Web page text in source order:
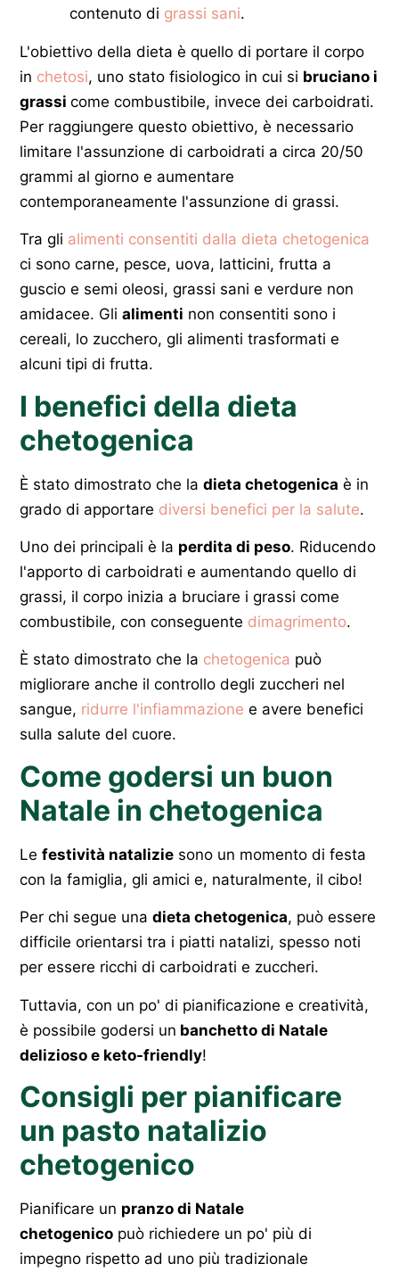
contenuto di grassi sani.
L'obiettivo della dieta è quello di portare il corpo
in chetosi, uno stato fisiologico in cui si bruciano i
grassi come combustibile, invece dei carboidrati.
Per raggiungere questo obiettivo, è necessario
limitare l'assunzione di carboidrati a circa 20/50
grammi al giorno e aumentare
contemporaneamente l'assunzione di grassi.
Tra gli alimenti consentiti dalla dieta chetogenica
ci sono carne, pesce, uova, latticini, frutta a
guscio e semi oleosi, grassi sani e verdure non
amidacee. Gli alimenti non consentiti sono i
cereali, lo zucchero, gli alimenti trasformati e
alcuni tipi di frutta.
I benefici della dieta
chetogenica
È stato dimostrato che la dieta chetogenica è in
grado di apportare diversi benefici per la salute.
Uno dei principali è la perdita di peso. Riducendo
l'apporto di carboidrati e aumentando quello di
grassi, il corpo inizia a bruciare i grassi come
combustibile, con conseguente dimagrimento.
È stato dimostrato che la chetogenica può
migliorare anche il controllo degli zuccheri nel
sangue, ridurre l'infiammazione e avere benefici
sulla salute del cuore.
Come godersi un buon
Natale in chetogenica
Le festività natalizie sono un momento di festa
con la famiglia, gli amici e, naturalmente, il cibo!
Per chi segue una dieta chetogenica, può essere
difficile orientarsi tra i piatti natalizi, spesso noti
per essere ricchi di carboidrati e zuccheri.
Tuttavia, con un po' di pianificazione e creatività,
è possibile godersi un banchetto di Natale
delizioso e keto-friendly!
Consigli per pianificare
un pasto natalizio
chetogenico
Pianificare un pranzo di Natale
chetogenico può richiedere un po' più di
impegno rispetto ad uno più tradizionale